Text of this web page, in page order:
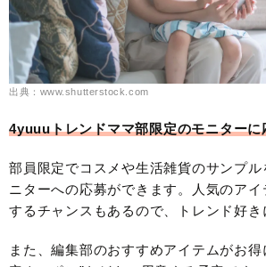
出典：www.shutterstock.com
4yuuuトレンドママ部限定のモニターに
部員限定でコスメや生活雑貨のサンプ
ニターへの応募ができます。人気のア
するチャンスもあるので、トレンド好
また、編集部のおすすめアイテムがお得